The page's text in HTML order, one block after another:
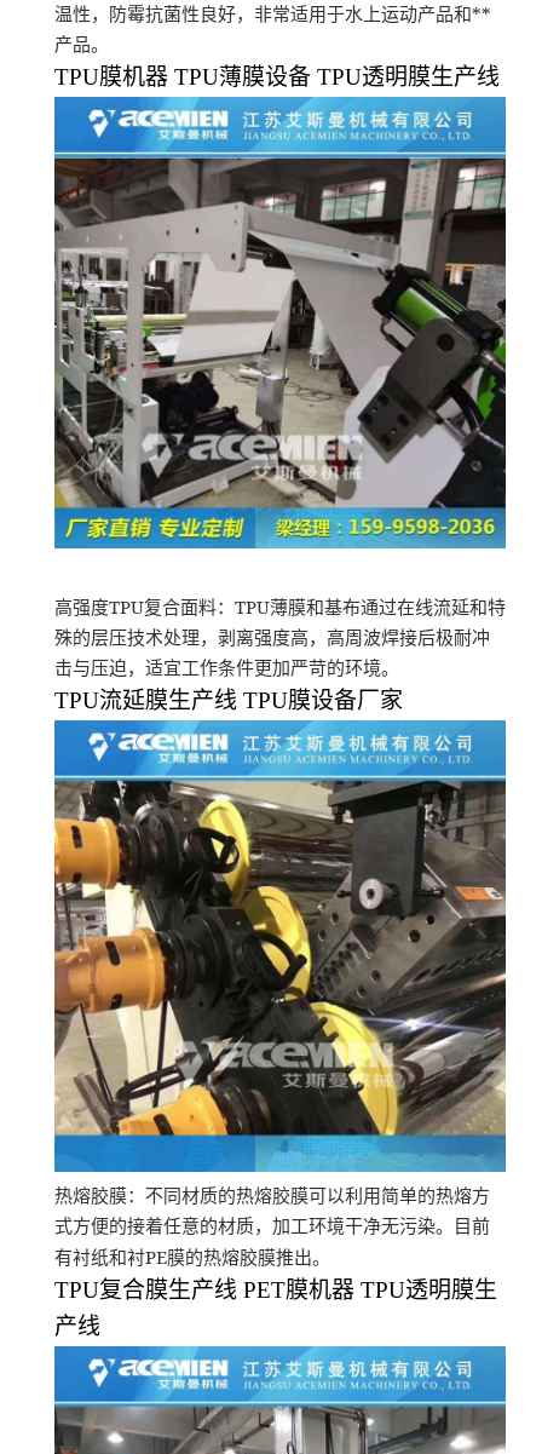
温性，防霉抗菌性良好，非常适用于水上运动产品和**
产品。
TPU膜机器 TPU薄膜设备 TPU透明膜生产线
高强度TPU复合面料： TPU薄膜和基布通过在线流延和特
殊的层压技术处理，剥离强度高，高周波焊接后极耐冲
击与压迫，适宜工作条件更加严苛的环境。
TPU流延膜生产线 TPU膜设备厂家
热熔胶膜：不同材质的热熔胶膜可以利用简单的热熔方
式方便的接着任意的材质，加工环境干净无污染。目前
有衬纸和衬PE膜的热熔胶膜推出。
TPU复合膜生产线 PET膜机器 TPU透明膜生
产线